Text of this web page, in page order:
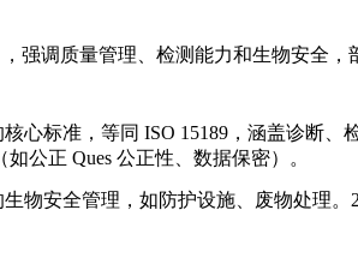
强调质量管理、检测能力和生物安全，
心标准，等同 ISO 15189，涵盖诊断
公正 Ques 公正性、数据保密）。
物安全管理，如防护设施、废物处理